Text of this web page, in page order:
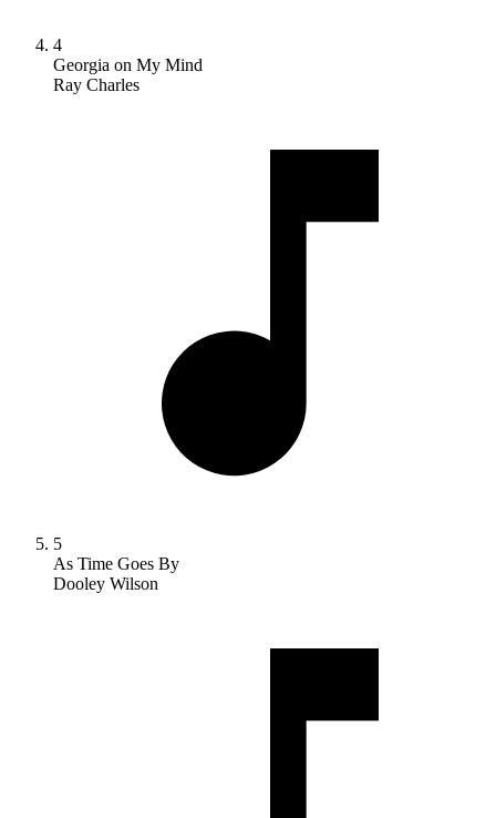
4
Georgia on My Mind
Ray Charles
5
As Time Goes By
Dooley Wilson